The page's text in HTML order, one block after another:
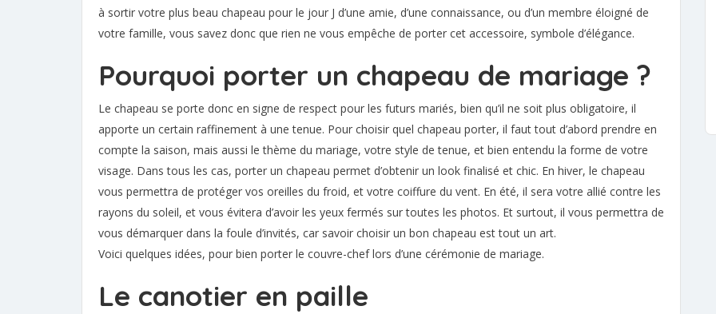
à sortir votre plus beau chapeau pour le jour J d’une amie, d’une connaissance, ou d’un membre éloigné de
votre famille, vous savez donc que rien ne vous empêche de porter cet accessoire, symbole d’élégance.
Pourquoi porter un chapeau de mariage ?
Le chapeau se porte donc en signe de respect pour les futurs mariés, bien qu’il ne soit plus obligatoire, il
apporte un certain raffinement à une tenue. Pour choisir quel chapeau porter, il faut tout d’abord prendre en
compte la saison, mais aussi le thème du mariage, votre style de tenue, et bien entendu la forme de votre
visage. Dans tous les cas, porter un chapeau permet d’obtenir un look finalisé et chic. En hiver, le chapeau
vous permettra de protéger vos oreilles du froid, et votre coiffure du vent. En été, il sera votre allié contre les
rayons du soleil, et vous évitera d’avoir les yeux fermés sur toutes les photos. Et surtout, il vous permettra de
vous démarquer dans la foule d’invités, car savoir choisir un bon chapeau est tout un art.
Voici quelques idées, pour bien porter le couvre-chef lors d’une cérémonie de mariage.
Le canotier en paille